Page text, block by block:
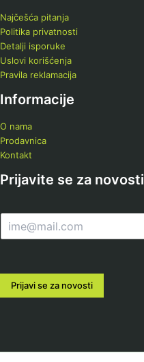
Najčešća pitanja
Politika privatnosti
Detalji isporuke
Uslovi korišćenja
Pravila reklamacija
Informacije
O nama
Prodavnica
Kontakt
Prijavite se za novosti
m
l
Prijavi se za novosti